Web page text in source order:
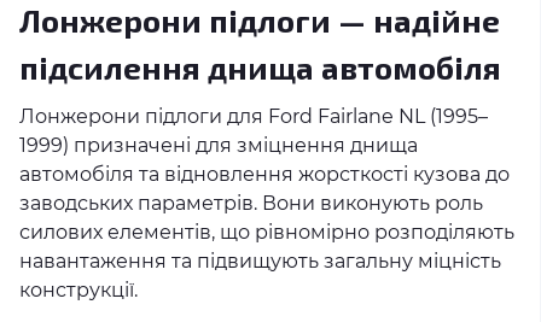
Лонжерони підлоги — надійне
підсилення днища автомобіля
Лонжерони підлоги для Ford Fairlane NL (1995–
1999) призначені для зміцнення днища
автомобіля та відновлення жорсткості кузова до
заводських параметрів. Вони виконують роль
силових елементів, що рівномірно розподіляють
навантаження та підвищують загальну міцність
конструкції.